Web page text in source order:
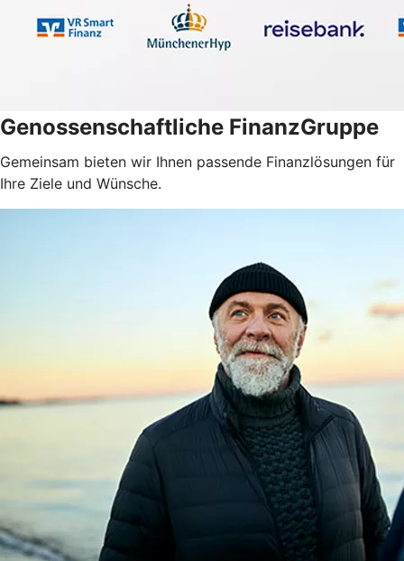
Genossenschaftliche FinanzGruppe
Gemeinsam bieten wir Ihnen passende Finanzlösungen für
Ihre Ziele und Wünsche.